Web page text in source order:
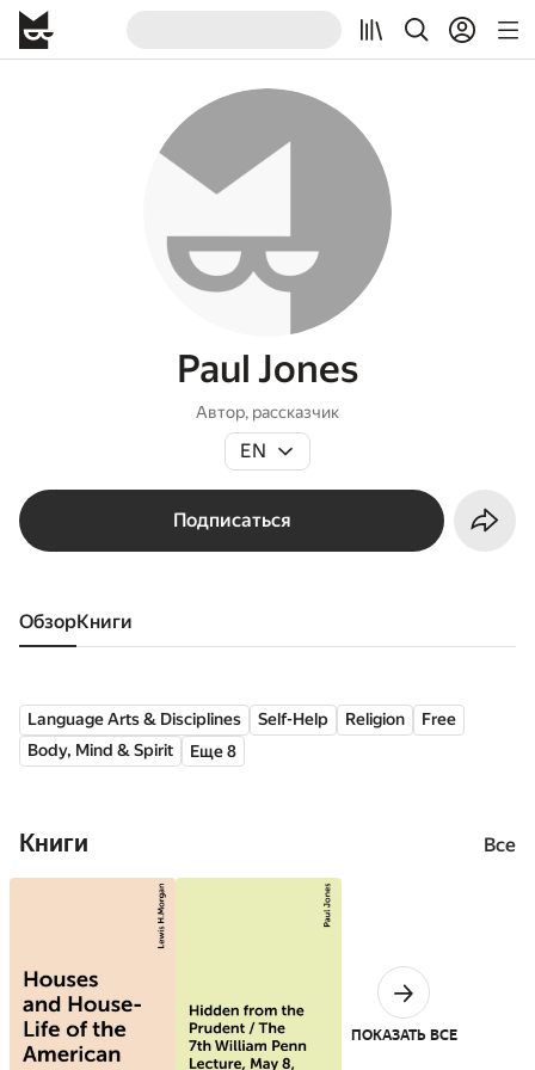
Paul Jones
Автор, рассказчик
EN
Подписаться
Обзор книги
Language Arts & Disciplines Self-Help Religion
Free
Body, Mind & Spirit
Еще 8
Книги Все
ПОКАЗАТЬ ВСЕ